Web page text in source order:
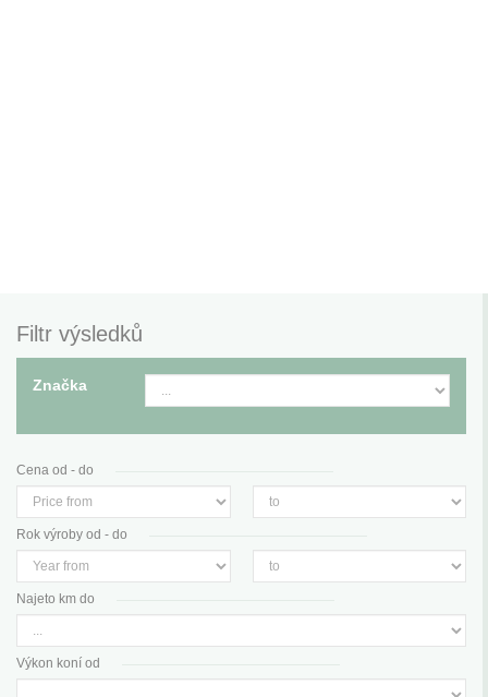
Filtr výsledků
Značka
Cena od - do
Rok výroby od - do
Najeto km do
Výkon koní od